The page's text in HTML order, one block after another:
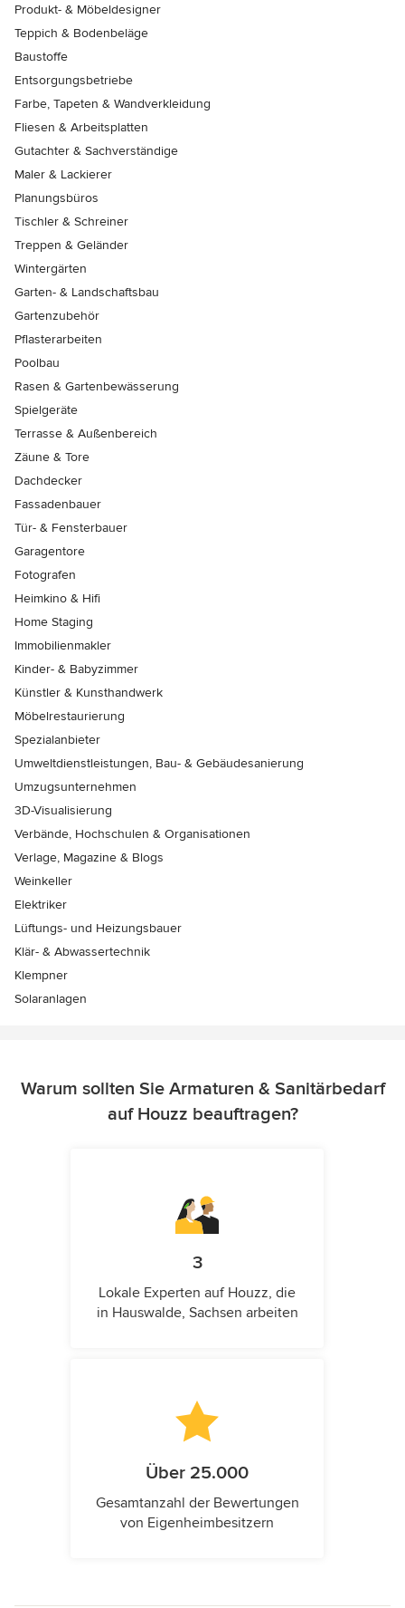
Produkt- & Möbeldesigner
Teppich & Bodenbeläge
Baustoffe
Entsorgungsbetriebe
Farbe, Tapeten & Wandverkleidung
Fliesen & Arbeitsplatten
Gutachter & Sachverständige
Maler & Lackierer
Planungsbüros
Tischler & Schreiner
Treppen & Geländer
Wintergärten
Garten- & Landschaftsbau
Gartenzubehör
Pflasterarbeiten
Poolbau
Rasen & Gartenbewässerung
Spielgeräte
Terrasse & Außenbereich
Zäune & Tore
Dachdecker
Fassadenbauer
Tür- & Fensterbauer
Garagentore
Fotografen
Heimkino & Hifi
Home Staging
Immobilienmakler
Kinder- & Babyzimmer
Künstler & Kunsthandwerk
Möbelrestaurierung
Spezialanbieter
Umweltdienstleistungen, Bau- & Gebäudesanierung
Umzugsunternehmen
3D-Visualisierung
Verbände, Hochschulen & Organisationen
Verlage, Magazine & Blogs
Weinkeller
Elektriker
Lüftungs- und Heizungsbauer
Klär- & Abwassertechnik
Klempner
Solaranlagen
Warum sollten Sie Armaturen & Sanitärbedarf
auf Houzz beauftragen?
3
Lokale Experten auf Houzz, die
in Hauswalde, Sachsen arbeiten
Über 25.000
Gesamtanzahl der Bewertungen
von Eigenheimbesitzern